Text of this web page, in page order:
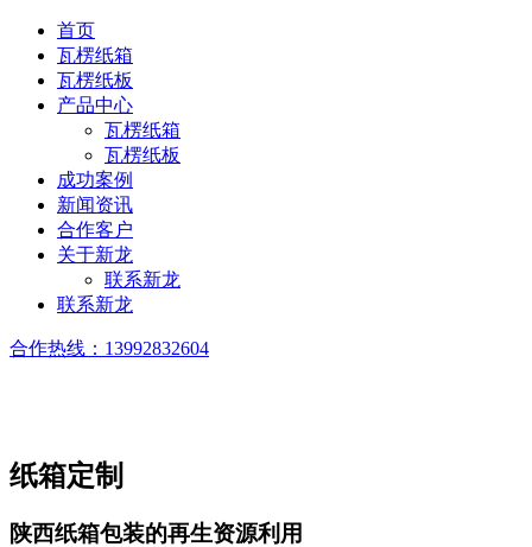
首页
瓦楞纸箱
瓦楞纸板
产品中心
瓦楞纸箱
瓦楞纸板
成功案例
新闻资讯
合作客户
关于新龙
联系新龙
联系新龙
合作热线： 13992832604
纸箱定制
陕西纸箱包装的再生资源利用